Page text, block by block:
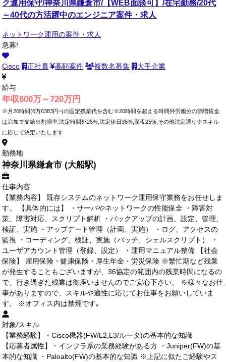
ク運用保守/神奈川県鎌倉市/【WEB面談可】/在宅勤務/20代
～40代の方活躍中のエンジニア案件・求人
ネットワーク運用の案件・求人
急募!
Cisco 正社員 高額案件 複数名募集 大手企業
給与
年収600万～720万円
※月20時間(6万6383円~)の固定残業代を含む※20時間を超える時間外労働分の割増賃金
は追加で支給※割増率:法定時間外25%,法定休日35%,深夜25%,その他法定通り※スキル
に応じて決定いたします
勤務地
神奈川県鎌倉市 (大船駅)
仕事内容
【業務内容】 既存システムのネットワーク運用保守業務をお任せしま
す。 【具体的には】 ・サーバやネットワークの性能保全 ・障害対
策、障害対応、スクリプト解析 ・バックアップの計画、設定、管理、
検証、実施 ・アップデート管理（計画、実施） ・ログ、アクセスの
監視 ・コーディング、検証、実施（バッチ、シェルスクリプト） ・
ユーザアカウント管理（登録、設定） ・運用マニュアル整備 【社会
保険】 雇用保険・健康保険・厚生年金・労災保険 ※繁忙期など残業
が発生することもございますが、36協定の範囲内の残業時間になるの
で、行き過ぎた残業は御座いませんのでご安心下さい。 ※様々なお仕
事がありますので、スキルや適性に応じてお仕事をお願いしていま
す。 ※オフィス内は禁煙です｡
対象/スキル
【業務経験】・Cisco機器(FW/L2,L3/ルータ)の基本的な知識
【応募者属性】・インフラ系の業務経験がある方 ・Juniper(FW)の基
本的な知識 ・Paloalto(FW)の基本的な知識 ※上記に似たご経験やス